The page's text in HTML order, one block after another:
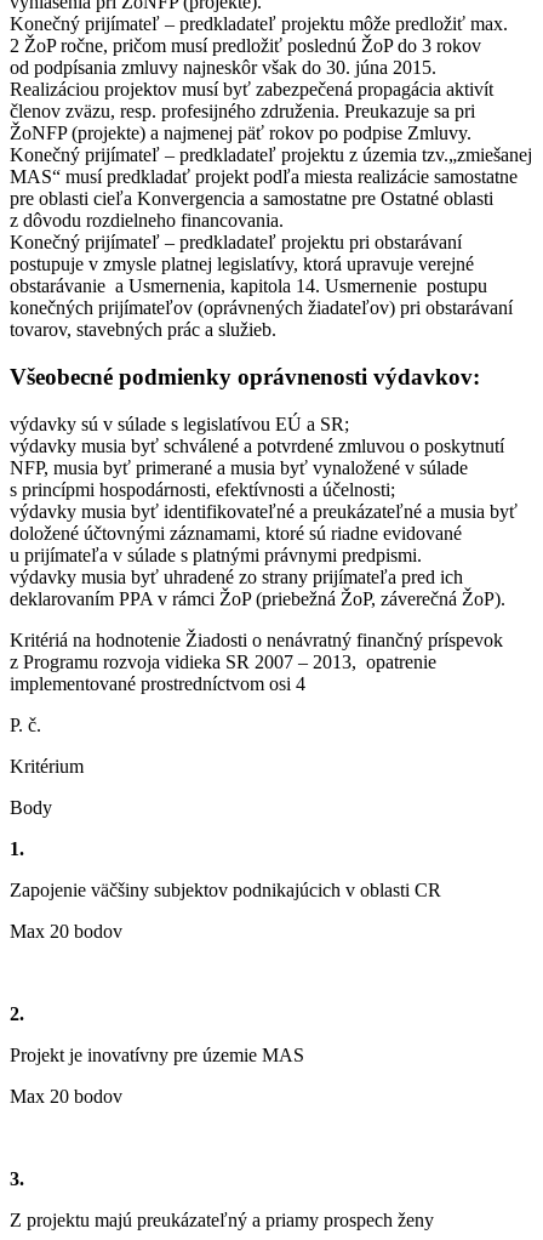
Konečný prijímateľ – predkladateľ projektu môže predložiť max.
2 ŽoP ročne, pričom musí predložiť poslednú ŽoP do 3 rokov
od podpísania zmluvy najneskôr však do 30. júna 2015.
Realizáciou projektov musí byť zabezpečená propagácia aktivít
členov zväzu, resp. profesijného združenia. Preukazuje sa pri
ŽoNFP (projekte) a najmenej päť rokov po podpise Zmluvy.
Konečný prijímateľ – predkladateľ projektu z územia tzv.„zmiešanej
MAS“ musí predkladať projekt podľa miesta realizácie samostatne
pre oblasti cieľa Konvergencia a samostatne pre Ostatné oblasti
z dôvodu rozdielneho financovania.
Konečný prijímateľ – predkladateľ projektu pri obstarávaní
postupuje v zmysle platnej legislatívy, ktorá upravuje verejné
obstarávanie a Usmernenia, kapitola 14. Usmernenie postupu
konečných prijímateľov (oprávnených žiadateľov) pri obstarávaní
tovarov, stavebných prác a služieb.
Všeobecné podmienky oprávnenosti výdavkov:
výdavky sú v súlade s legislatívou EÚ a SR;
výdavky musia byť schválené a potvrdené zmluvou o poskytnutí
NFP, musia byť primerané a musia byť vynaložené v súlade
s princípmi hospodárnosti, efektívnosti a účelnosti;
výdavky musia byť identifikovateľné a preukázateľné a musia byť
doložené účtovnými záznamami, ktoré sú riadne evidované
u prijímateľa v súlade s platnými právnymi predpismi.
výdavky musia byť uhradené zo strany prijímateľa pred ich
deklarovaním PPA v rámci ŽoP (priebežná ŽoP, záverečná ŽoP).
Kritériá na hodnotenie Žiadosti o nenávratný finančný príspevok
z Programu rozvoja vidieka SR 2007 – 2013, opatrenie
implementované prostredníctvom osi 4
P. č.
Kritérium
Body
1.
Zapojenie väčšiny subjektov podnikajúcich v oblasti CR
Max 20 bodov
2.
Projekt je inovatívny pre územie MAS
Max 20 bodov
3.
Z projektu majú preukázateľný a priamy prospech ženy